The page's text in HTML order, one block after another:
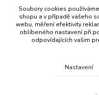
info@atenaz.cz
Soubory cookies
shopu a v případě vašeho
webu, měření efektivity
oblíbeného nastavení při
odpovídajících vašim
Nastavení